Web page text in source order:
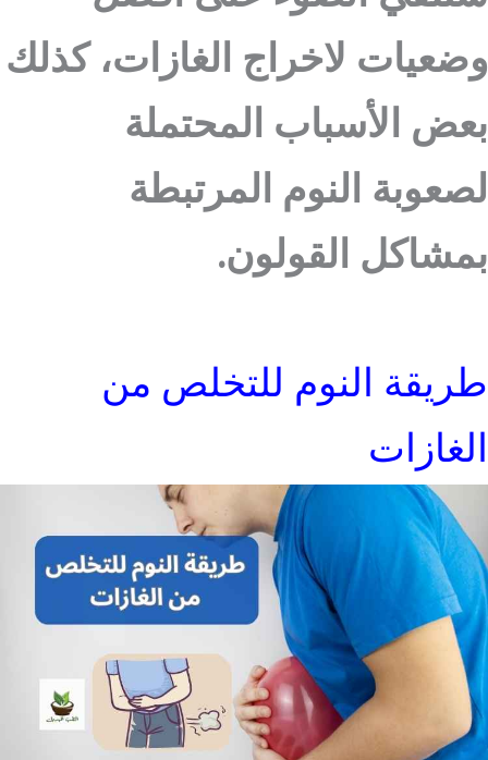
وضعيات لاخراج الغازات، كذلك
بعض الأسباب المحتملة
لصعوبة النوم المرتبطة
بمشاكل القولون.
طريقة النوم للتخلص من
الغازات